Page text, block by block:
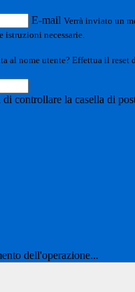
E-mail Verrà inviato un
necessarie.
al nome utente? Effettua il reset
controllare la casella di
dell'operazione...